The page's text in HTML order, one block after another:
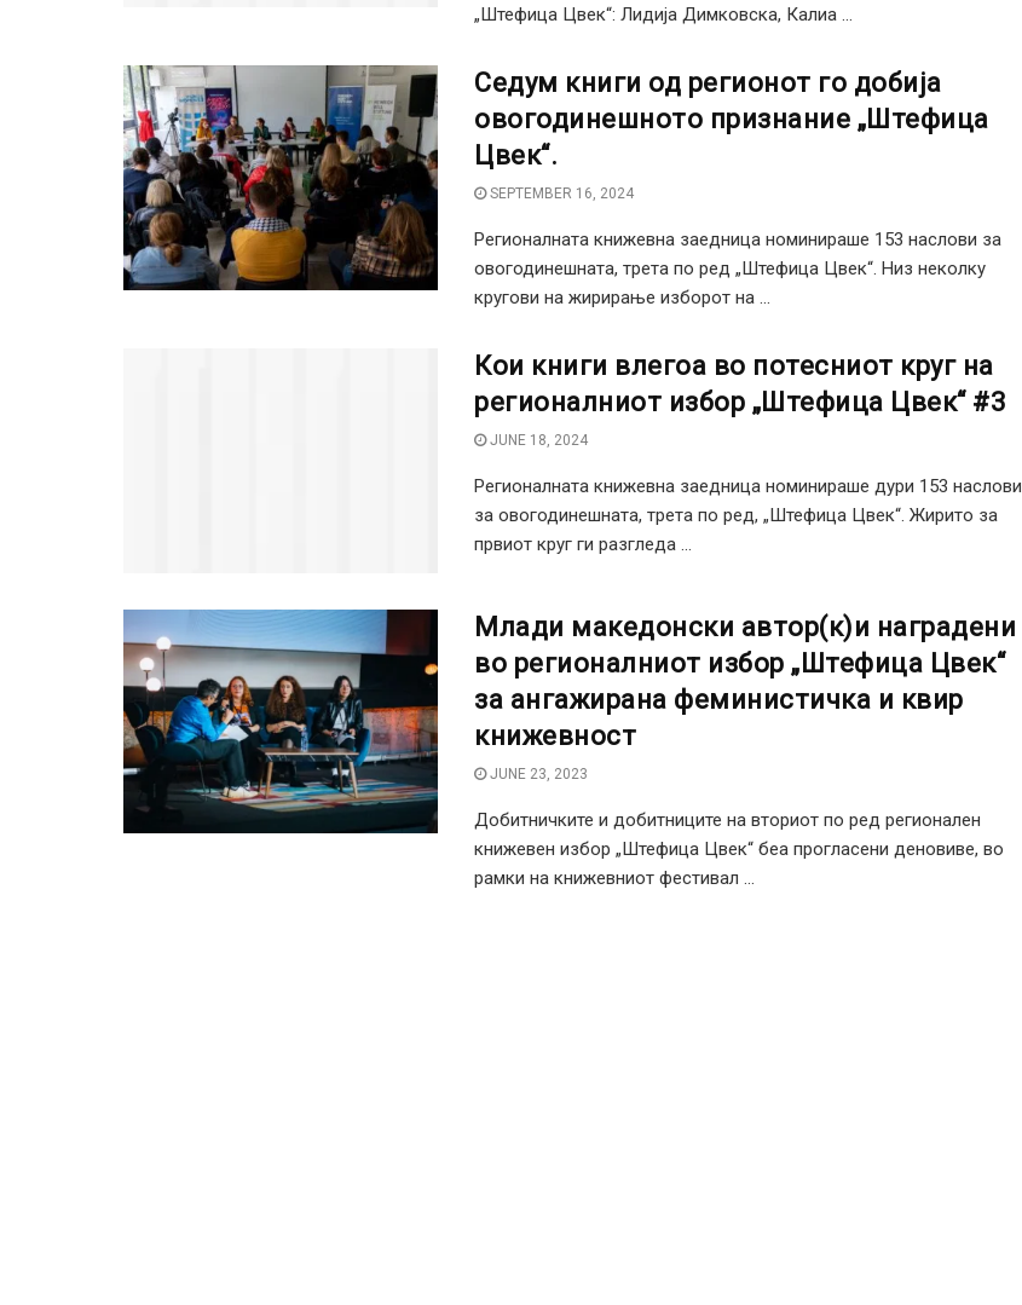
„Штефица Цвек“: Лидија Димковска, Калиа ...
Седум книги од регионот го добија
овогодинешното признание „Штефица
Цвек“.
SEPTEMBER 16, 2024
Регионалната книжевна заедница номинираше 153 наслови за
овогодинешната, трета по ред „Штефица Цвек“. Низ неколку
кругови на жирирање изборот на ...
Кои книги влегоа во потесниот круг на
регионалниот избор „Штефица Цвек“ #3
JUNE 18, 2024
Регионалната книжевна заедница номинираше дури 153 наслови
за овогодинешната, трета по ред, „Штефица Цвек“. Жирито за
првиот круг ги разгледа ...
Млади македонски автор(к)и наградени
во регионалниот избор „Штефица Цвек“
за ангажирана феминистичка и квир
книжевност
JUNE 23, 2023
Добитничките и добитниците на вториот по ред регионален
книжевен избор „Штефица Цвек“ беа прогласени деновиве, во
рамки на книжевниот фестивал ...